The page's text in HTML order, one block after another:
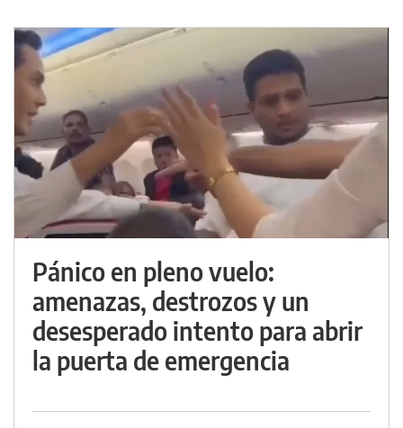
Pánico en pleno vuelo:
amenazas, destrozos y un
desesperado intento para abrir
la puerta de emergencia